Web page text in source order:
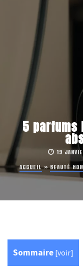
5 parfums
19
ACCUEIL»BEAUTÉ
Sommaire [voir]